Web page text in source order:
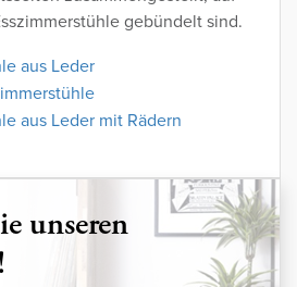
gebündelt sind.
aus Leder
aus Leder mit Rädern
unseren